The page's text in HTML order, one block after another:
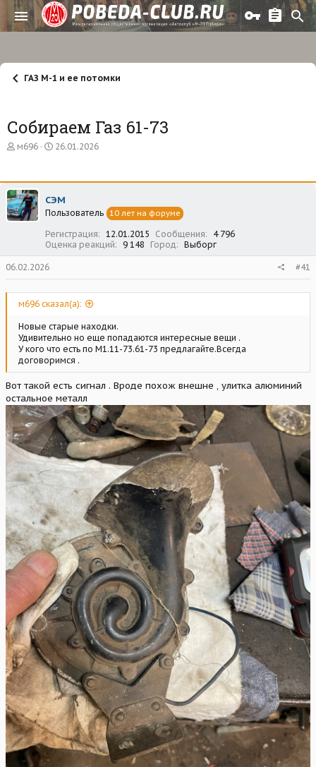
ГАЗ М-1 и ее потомки
Собираем Газ 61-73
А
о
р
т
е
м696
Д
а
а
ч
л
а
26.01.2026
СЭМ
Пользователь 10 лет на форуме
Регистрация 12.01.2015 Сообщения
4 796
Оценка реакций
9 148 Город Выборг
06.02.2026 #41
м696 сказал(а):
Новые старые находки.
Удивительно но еще попадаются интересные вещи .
У кого что есть по М1.11-73.61-73 предлагайте.Всегда
договоримся .
Вот такой есть сигнал . Вроде похож внешне , улитка алюминий
остальное металл